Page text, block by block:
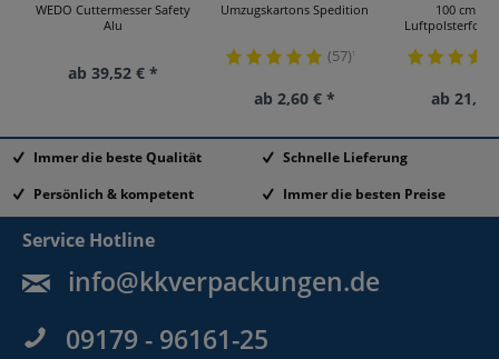
WEDO Cuttermesser Safety
Alu
ab 39,52 € *
Umzugskartons Spedition
(57)¹
ab 2,60 € *
100 cm x
Luftpolsterfolie
ab
Immer die beste Qualität
Schnelle Lieferung
Persönlich & kompetent
Immer die besten Preise
Service Hotline
info@kkverpackungen.de
09179 - 96161-25